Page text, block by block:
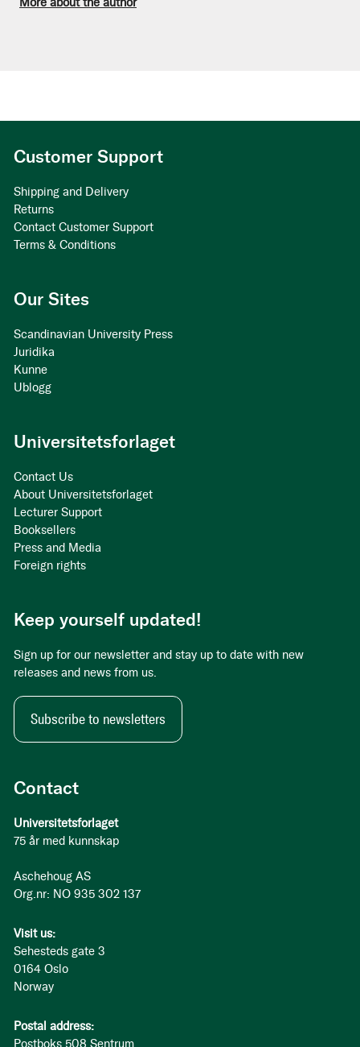
Contact
Universitetsforlaget
75 år med kunnskap
Aschehoug AS
Org.nr: NO 935 302 137
Visit us:
Sehesteds gate 3
0164 Oslo
Norway
Postal address:
Postboks 508 Sentrum
Customer Support
Shipping and Delivery
Returns
Contact Customer Support
Terms & Conditions
Our Sites
Scandinavian University Press
Juridika
Kunne
Ublogg
Universitetsforlaget
Contact Us
About Universitetsforlaget
Lecturer Support
Booksellers
Press and Media
Foreign rights
Keep yourself updated!
Sign up for our newsletter and stay up to date with new
releases and news from us.
Subscribe to newsletters